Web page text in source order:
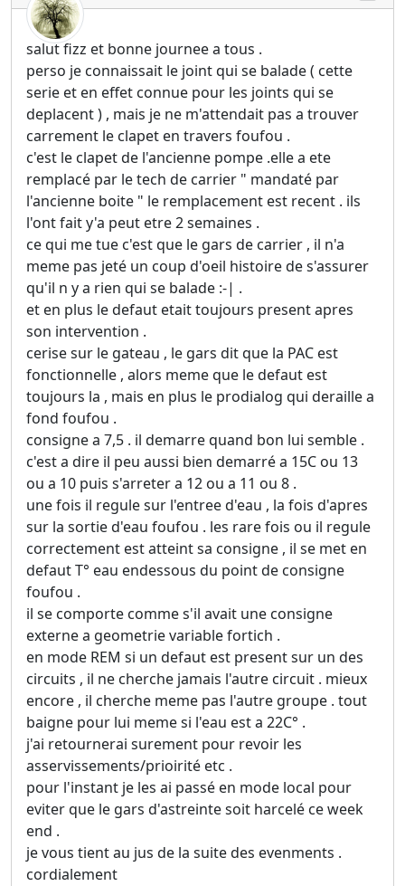
salut fizz et bonne journee a tous .
perso je connaissait le joint qui se balade ( cette
serie et en effet connue pour les joints qui se
deplacent ) , mais je ne m'attendait pas a trouver
carrement le clapet en travers foufou .
c'est le clapet de l'ancienne pompe .elle a ete
remplacé par le tech de carrier " mandaté par
l'ancienne boite " le remplacement est recent . ils
l'ont fait y'a peut etre 2 semaines .
ce qui me tue c'est que le gars de carrier , il n'a
meme pas jeté un coup d'oeil histoire de s'assurer
qu'il n y a rien qui se balade :-| .
et en plus le defaut etait toujours present apres
son intervention .
cerise sur le gateau , le gars dit que la PAC est
fonctionnelle , alors meme que le defaut est
toujours la , mais en plus le prodialog qui deraille a
fond foufou .
consigne a 7,5 . il demarre quand bon lui semble .
c'est a dire il peu aussi bien demarré a 15C ou 13
ou a 10 puis s'arreter a 12 ou a 11 ou 8 .
une fois il regule sur l'entree d'eau , la fois d'apres
sur la sortie d'eau foufou . les rare fois ou il regule
correctement est atteint sa consigne , il se met en
defaut T° eau endessous du point de consigne
foufou .
il se comporte comme s'il avait une consigne
externe a geometrie variable fortich .
en mode REM si un defaut est present sur un des
circuits , il ne cherche jamais l'autre circuit . mieux
encore , il cherche meme pas l'autre groupe . tout
baigne pour lui meme si l'eau est a 22C° .
j'ai retournerai surement pour revoir les
asservissements/prioirité etc .
pour l'instant je les ai passé en mode local pour
eviter que le gars d'astreinte soit harcelé ce week
end .
je vous tient au jus de la suite des evenments .
cordialement